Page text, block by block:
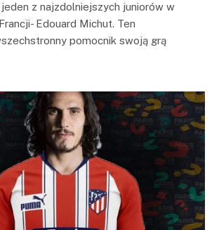
z najzdolniejszych juniorów w
Edouard Michut. Ten
pomocnik swoją grą